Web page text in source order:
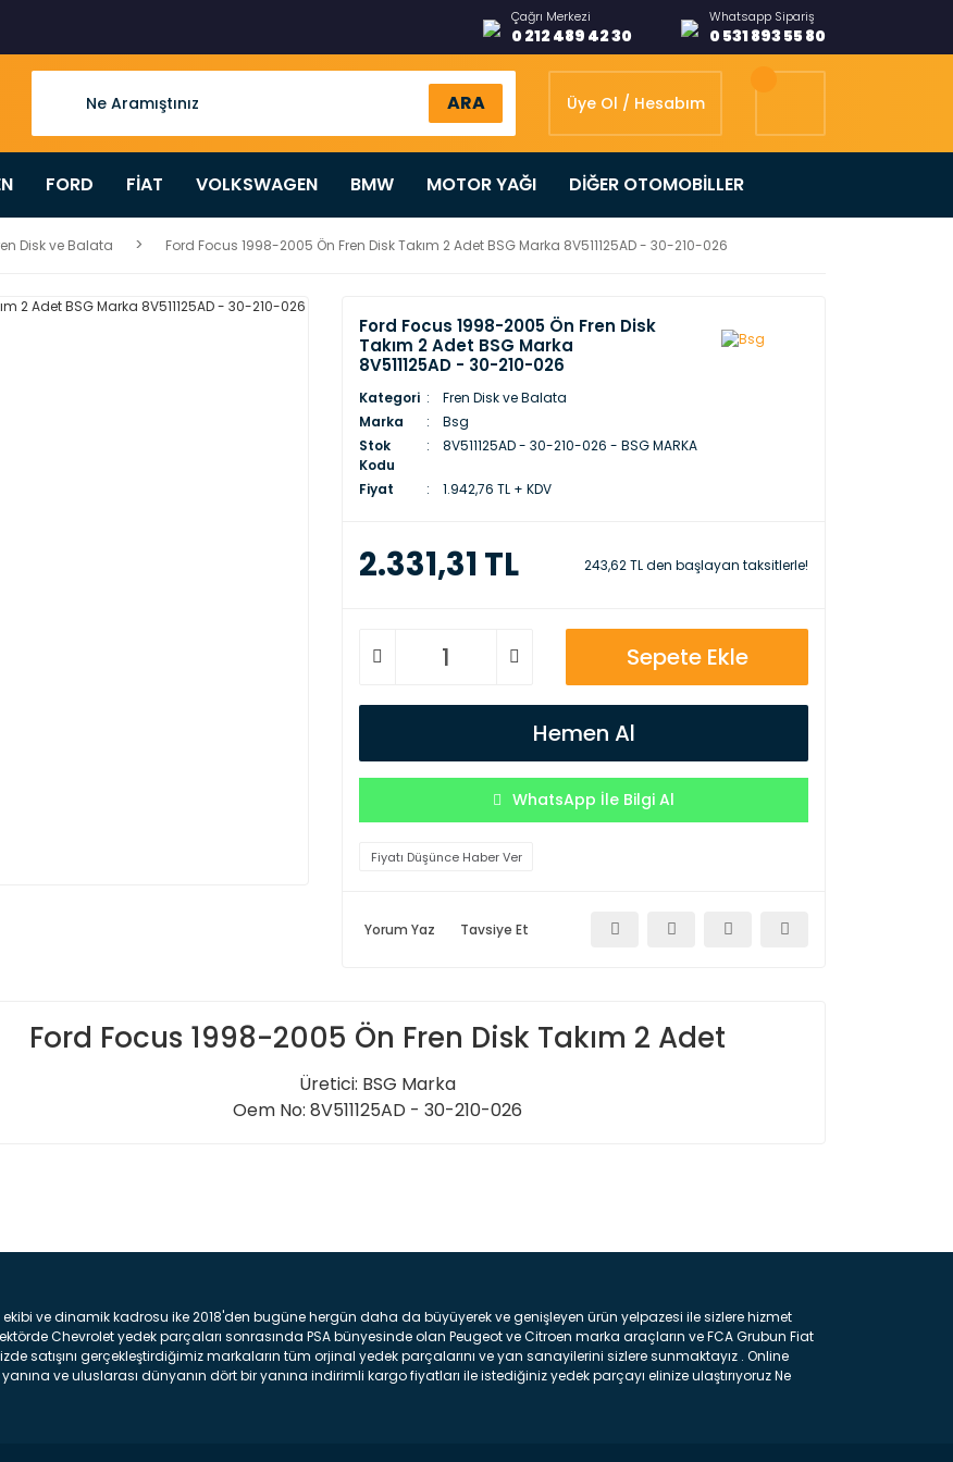
Çağrı Merkezi
0 212 489 42 30
Whatsapp Sipariş
0 531 893 55 80
ARA Üye Ol / Hesabım
FORD FİAT VOLKSWAGEN BMW MOTOR YAĞI DİĞER OTOMOBİLLER
Disk ve Balata Ford Focus 1998-2005 Ön Fren Disk Takım 2 Adet BSG Marka 8V511125AD - 30-210-026
Ford Focus 1998-2005 Ön Fren Disk
Takım 2 Adet BSG Marka
8V511125AD - 30-210-026
Kategori
Fren Disk ve Balata
Marka
Bsg
Stok
Kodu
8V511125AD - 30-210-026 - BSG MARKA
Fiyat 1.942,76 TL + KDV
2.331,31 TL 243,62 TL den başlayan taksitlerle!
Sepete Ekle
Hemen Al
WhatsApp İle Bilgi Al
Fiyatı Düşünce Haber Ver
Yorum Yaz Tavsiye Et
Ford Focus 1998-2005 Ön Fren Disk Takım 2 Adet
Üretici: BSG Marka
Oem No: 8V511125AD - 30-210-026
ve dinamik kadrosu ike 2018'den bugüne hergün daha da büyüyerek ve genişleyen ürün yelpazesi ile sizlere hizmet
Chevrolet yedek parçaları sonrasında PSA bünyesinde olan Peugeot ve Citroen marka araçların ve FCA Grubun Fiat
satışını gerçekleştirdiğimiz markaların tüm orjinal yedek parçalarını ve yan sanayilerini sizlere sunmaktayız . Online
ve uluslarası dünyanın dört bir yanına indirimli kargo fiyatları ile istediğiniz yedek parçayı elinize ulaştırıyoruz Ne
ön kısmında bulunan plastik darbe emici amacı ile yapılmış olan kaporta aksam parçasıdır. Çamurluk :